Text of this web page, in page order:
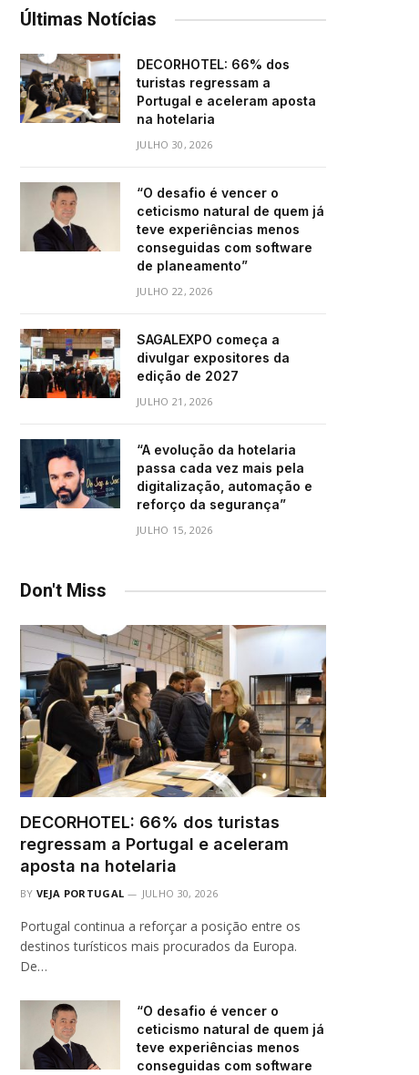
Últimas Notícias
DECORHOTEL: 66% dos
turistas regressam a
Portugal e aceleram aposta
na hotelaria
JULHO 30, 2026
“O desafio é vencer o
ceticismo natural de quem já
teve experiências menos
conseguidas com software
de planeamento”
JULHO 22, 2026
SAGALEXPO começa a
divulgar expositores da
edição de 2027
JULHO 21, 2026
“A evolução da hotelaria
passa cada vez mais pela
digitalização, automação e
reforço da segurança”
JULHO 15, 2026
Don't Miss
DECORHOTEL: 66% dos turistas
regressam a Portugal e aceleram
aposta na hotelaria
BY VEJA PORTUGAL JULHO 30, 2026
Portugal continua a reforçar a posição entre os
destinos turísticos mais procurados da Europa.
De…
“O desafio é vencer o
ceticismo natural de quem já
teve experiências menos
conseguidas com software